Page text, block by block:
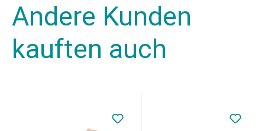
Andere Kunden
kauften auch